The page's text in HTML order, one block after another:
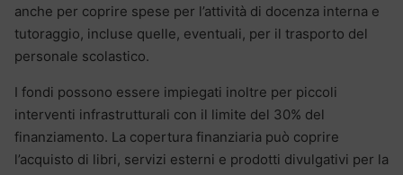
anche per coprire spese per l’attività di docenza interna e
tutoraggio, incluse quelle, eventuali, per il trasporto del
personale scolastico.
I fondi possono essere impiegati inoltre per piccoli
interventi infrastrutturali con il limite del 30% del
finanziamento. La copertura finanziaria può coprire
l’acquisto di libri, servizi esterni e prodotti divulgativi per la